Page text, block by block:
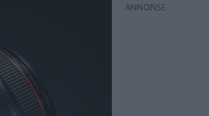
ANNONS